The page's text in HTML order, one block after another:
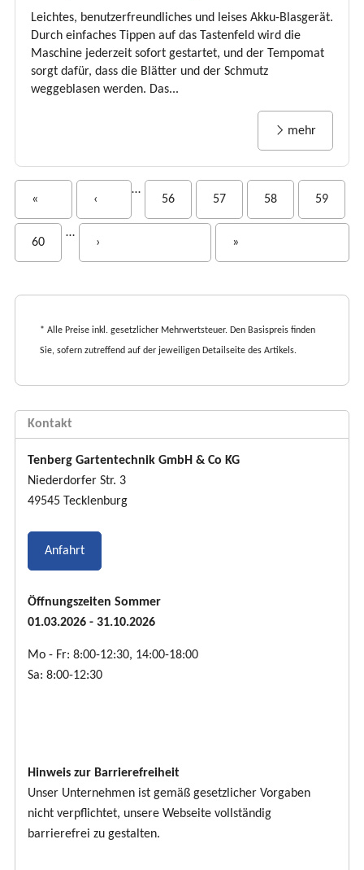
Leichtes, benutzerfreundliches und leises Akku-Blasgerät.
Durch einfaches Tippen auf das Tastenfeld wird die
Maschine jederzeit sofort gestartet, und der Tempomat
sorgt dafür, dass die Blätter und der Schmutz
weggeblasen werden. Das...
mehr
i
« ‹
…
56 57 58 59
60
…
› »
* Alle Preise inkl. gesetzlicher Mehrwertsteuer. Den Basispreis finden
Sie, sofern zutreffend auf der jeweiligen Detailseite des Artikels.
Kontakt
Tenberg Gartentechnik GmbH & Co KG
Niederdorfer Str. 3
49545 Tecklenburg
Anfahrt
Öffnungszeiten Sommer
01.03.2026 - 31.10.2026
Mo - Fr: 8:00-12:30, 14:00-18:00
Sa: 8:00-12:30
Hinweis zur Barrierefreiheit
Unser Unternehmen ist gemäß gesetzlicher Vorgaben
nicht verpflichtet, unsere Webseite vollständig
barrierefrei zu gestalten.